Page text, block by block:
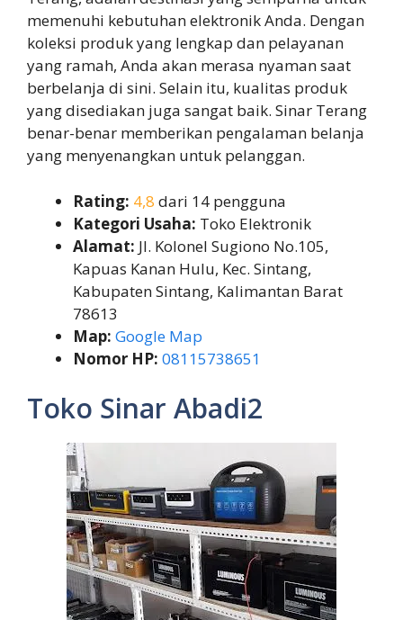
memenuhi kebutuhan elektronik Anda. Dengan
koleksi produk yang lengkap dan pelayanan
yang ramah, Anda akan merasa nyaman saat
berbelanja di sini. Selain itu, kualitas produk
yang disediakan juga sangat baik. Sinar Terang
benar-benar memberikan pengalaman belanja
yang menyenangkan untuk pelanggan.
Rating: 4,8 dari 14 pengguna
Kategori Usaha: Toko Elektronik
Alamat: Jl. Kolonel Sugiono No.105,
Kapuas Kanan Hulu, Kec. Sintang,
Kabupaten Sintang, Kalimantan Barat
78613
Map: Google Map
Nomor HP: 08115738651
Toko Sinar Abadi2